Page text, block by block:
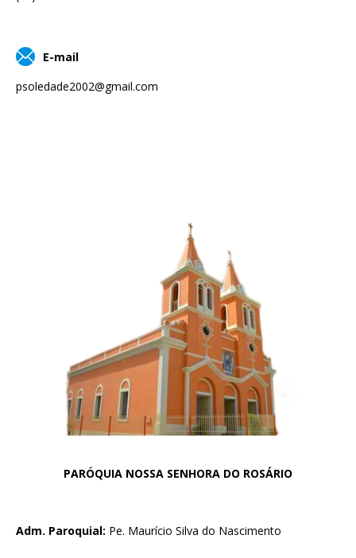
E-mail
psoledade2002@gmail.com
PARÓQUIA NOSSA SENHORA DO ROSÁRIO
Adm. Paroquial: Pe. Maurício Silva do Nascimento